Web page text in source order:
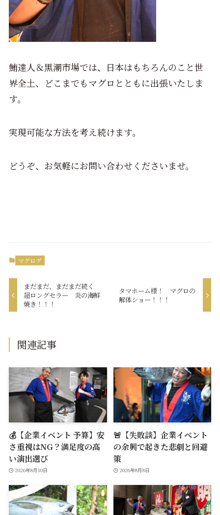
鮪達人＆黒潮市場では、日本はもちろんのこと世
界全土、どこまでもマグロとともに出張いたしま
す。
実現可能な方法を考え続けます。
どうぞ、お気軽にお問い合わせくださいませ。
マグログ
まだまだ、まだまだ続く
超ロングセラー 炎の海鮮
焼き！！！
タマホーム様！ マグロの
解体ショー！！！
関連記事
💰【企業イベント 予算】安
さ重視はNG？満足度の高
い演出選び
2026年8月10日
🚨【失敗談】企業イベント
の余興で起きた悲劇と回避
策
2026年8月8日